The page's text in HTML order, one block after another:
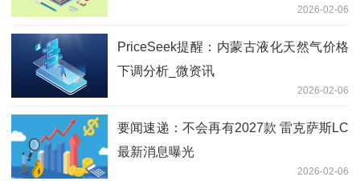
2026-02-06
PriceSeek提醒：内蒙古液化天然气价格
下调分析_微资讯
2026-02-06
要闻速递：不会再有2027款 雷克萨斯LC
最新消息曝光
2026-02-06